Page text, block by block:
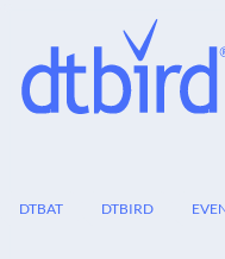
DTBAT DTBIRD